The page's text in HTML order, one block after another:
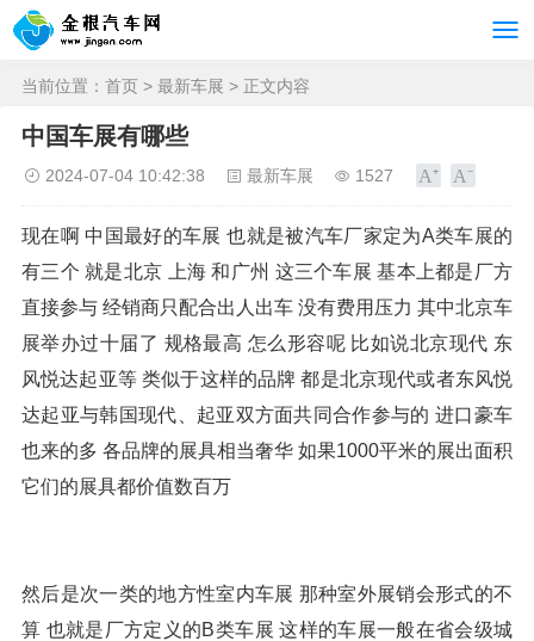
当前位置： 首页 > 最新车展 > 正文内容
中国车展有哪些
2024-07-04 10:42:38 最新车展 1527
现在啊 中国最好的车展 也就是被汽车厂家定为A类车展的
有三个 就是北京 上海 和广州 这三个车展 基本上都是厂方
直接参与 经销商只配合出人出车 没有费用压力 其中北京车
展举办过十届了 规格最高 怎么形容呢 比如说北京现代 东
风悦达起亚等 类似于这样的品牌 都是北京现代或者东风悦
达起亚与韩国现代、起亚双方面共同合作参与的 进口豪车
也来的多 各品牌的展具相当奢华 如果1000平米的展出面积
它们的展具都价值数百万
然后是次一类的地方性室内车展 那种室外展销会形式的不
算 也就是厂方定义的B类车展 这样的车展一般在省会级城